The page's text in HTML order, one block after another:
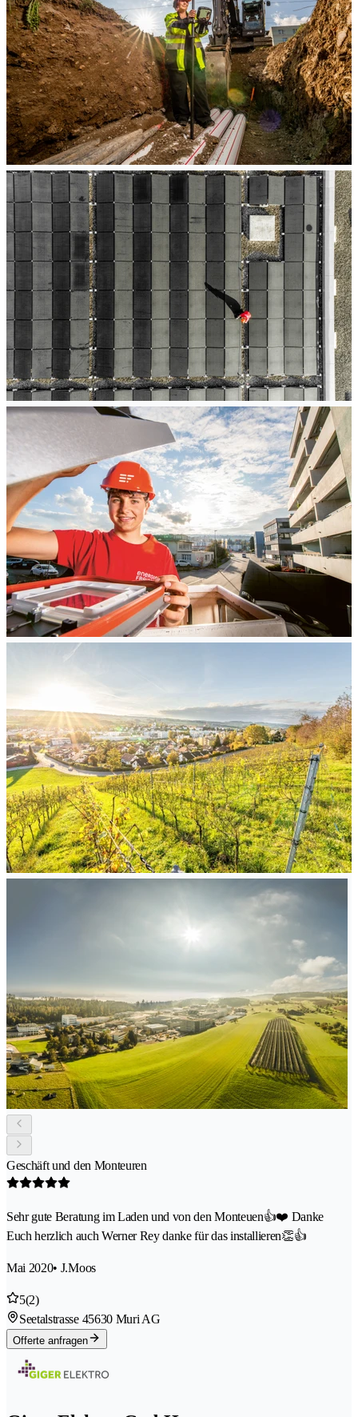
Geschäft und den Monteuren
Sehr gute Beratung im Laden und von den Monteuen👍❤️ Danke
Euch herzlich auch Werner Rey danke für das installieren👏👍
Mai 2020• J.Moos
5(2)
Seetalstrasse 45630 Muri AG
Offerte anfragen